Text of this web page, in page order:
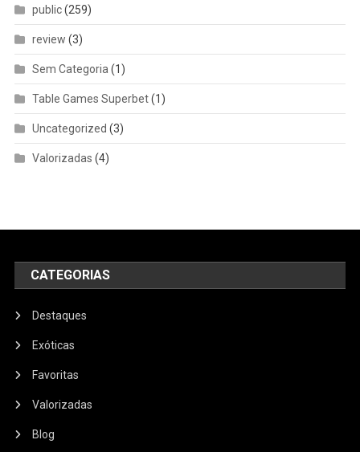
public(259)
review (3)
Sem Categoria (1)
Table Games Superbet(1)
Uncategorized (3)
Valorizadas (4)
CATEGORIAS
Destaques
Exóticas
Favoritas
Valorizadas
Blog